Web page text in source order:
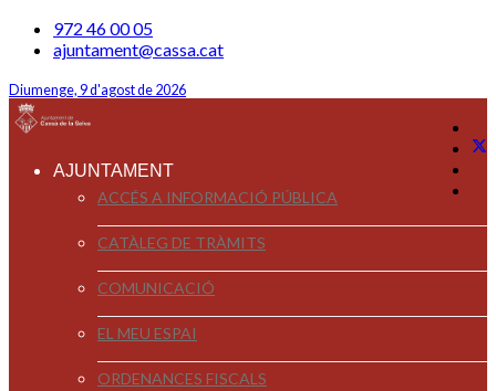
972 46 00 05
ajuntament@cassa.cat
Diumenge, 9 d'agost de 2026
AJUNTAMENT
ACCÉS A INFORMACIÓ PÚBLICA
CATÀLEG DE TRÀMITS
COMUNICACIÓ
EL MEU ESPAI
ORDENANCES FISCALS